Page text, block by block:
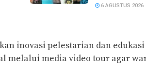
6 AGUSTUS 2026
inovasi pelestarian dan edukasi
melalui media video tour agar